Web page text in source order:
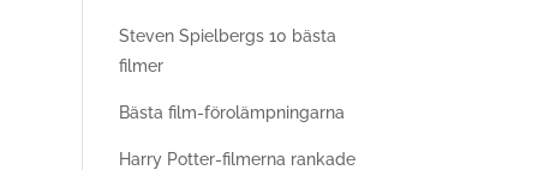
Steven Spielbergs 10 bästa
filmer
Bästa film-förolämpningarna
Harry Potter-filmerna rankade